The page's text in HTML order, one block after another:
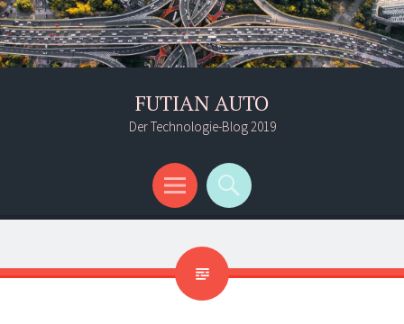
FUTIAN AUTO
Der Technologie-Blog 2019
Menü
Suchen